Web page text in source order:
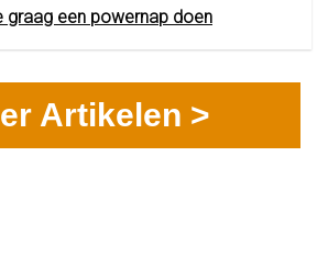
graag een powernap doen
Artikelen >